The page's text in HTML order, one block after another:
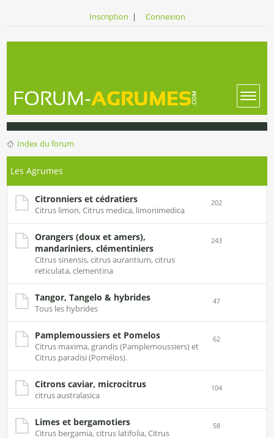
Inscription | Connexion
Index du forum
Les Agrumes
Citronniers et cédratiers
Citrus limon, Citrus medica, limonimedica
202
Orangers (doux et amers),
mandariniers, clémentiniers
Citrus sinensis, citrus aurantium, citrus
reticulata, clementina
243
Tangor, Tangelo & hybrides
Tous les hybrides
47
Pamplemoussiers et Pomelos
Citrus maxima, grandis (Pamplemoussiers) et
Citrus paradisi (Pomélos).
62
Citrons caviar, microcitrus
citrus australasica
104
Limes et bergamotiers
Citrus bergamia, citrus latifolia, Citrus
58